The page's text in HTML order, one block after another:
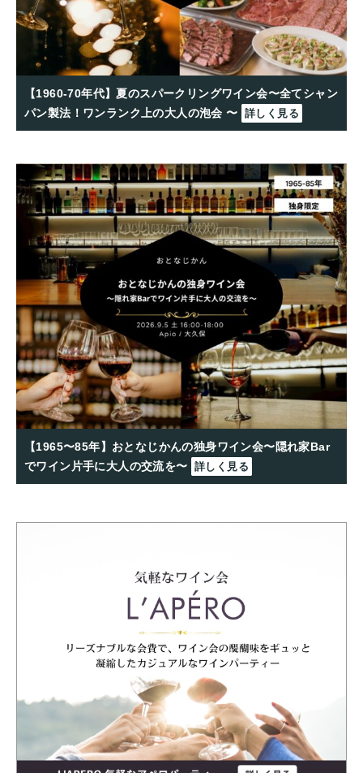
【1960-70年代】夏のスパークリングワイン会〜全てシャン
パン製法！ワンランク上の大人の泡会 〜 詳しく見る
【1965〜85年】おとなじかんの独身ワイン会〜隠れ家Bar
でワイン片手に大人の交流を〜 詳しく見る